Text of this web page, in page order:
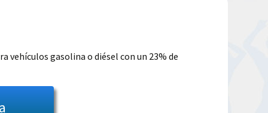
vehículos gasolina o diésel con un 23% de